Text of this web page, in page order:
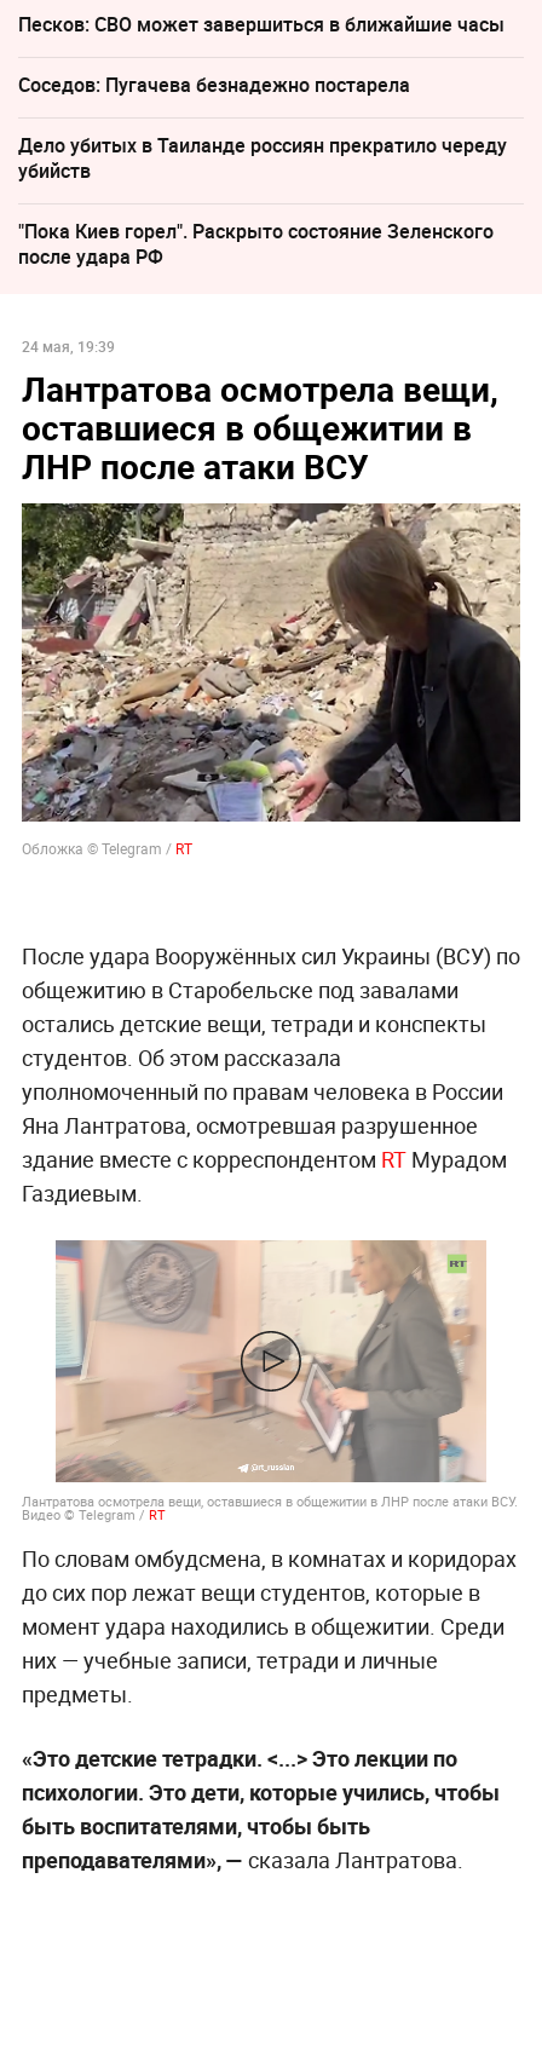
Песков: СВО может завершиться в ближайшие часы
Соседов: Пугачева безнадежно постарела
Дело убитых в Таиланде россиян прекратило череду
убийств
"Пока Киев горел". Раскрыто состояние Зеленского
после удара РФ
24 мая, 19:39
Лантратова осмотрела вещи,
оставшиеся в общежитии в
ЛНР после атаки ВСУ
Обложка © Telegram / RT
После удара Вооружённых сил Украины (ВСУ) по
общежитию в Старобельске под завалами
остались детские вещи, тетради и конспекты
студентов. Об этом рассказала
уполномоченный по правам человека в России
Яна Лантратова, осмотревшая разрушенное
здание вместе с корреспондентом RTМурадом
Газдиевым.
Лантратова осмотрела вещи, оставшиеся в общежитии в ЛНР после атаки ВСУ.
Видео © Telegram / RT
По словам омбудсмена, в комнатах и коридорах
до сих пор лежат вещи студентов, которые в
момент удара находились в общежитии. Среди
них — учебные записи, тетради и личные
предметы.
«Это детские тетрадки. <...> Это лекции по
психологии. Это дети, которые учились, чтобы
быть воспитателями, чтобы быть
преподавателями», — сказала Лантратова.